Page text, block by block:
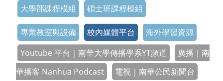
大學部課程模組 碩士班課程模組
專業教室與設備 校內媒體平台
海外學習資源
Youtube 平台｜南華大學傳播學系YT頻道
廣播｜南
華播客 Nanhua Podcast
電視｜南華公民新聞台